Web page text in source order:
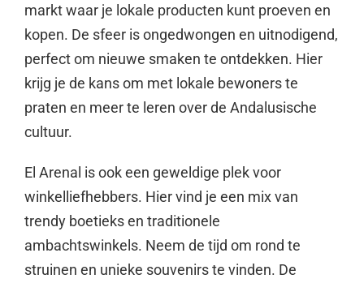
markt waar je lokale producten kunt proeven en
kopen. De sfeer is ongedwongen en uitnodigend,
perfect om nieuwe smaken te ontdekken. Hier
krijg je de kans om met lokale bewoners te
praten en meer te leren over de Andalusische
cultuur.
El Arenal is ook een geweldige plek voor
winkelliefhebbers. Hier vind je een mix van
trendy boetieks en traditionele
ambachtswinkels. Neem de tijd om rond te
struinen en unieke souvenirs te vinden. De